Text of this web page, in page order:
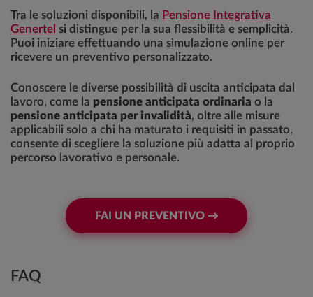
Tra le soluzioni disponibili, la Pensione Integrativa
Genertel si distingue per la sua flessibilità e semplicità.
Puoi iniziare effettuando una simulazione online per
ricevere un preventivo personalizzato.
Conoscere le diverse possibilità di uscita anticipata dal
lavoro, come la pensione anticipata ordinaria o la
pensione anticipata per invalidità, oltre alle misure
applicabili solo a chi ha maturato i requisiti in passato,
consente di scegliere la soluzione più adatta al proprio
percorso lavorativo e personale.
FAI UN PREVENTIVO →
FAQ